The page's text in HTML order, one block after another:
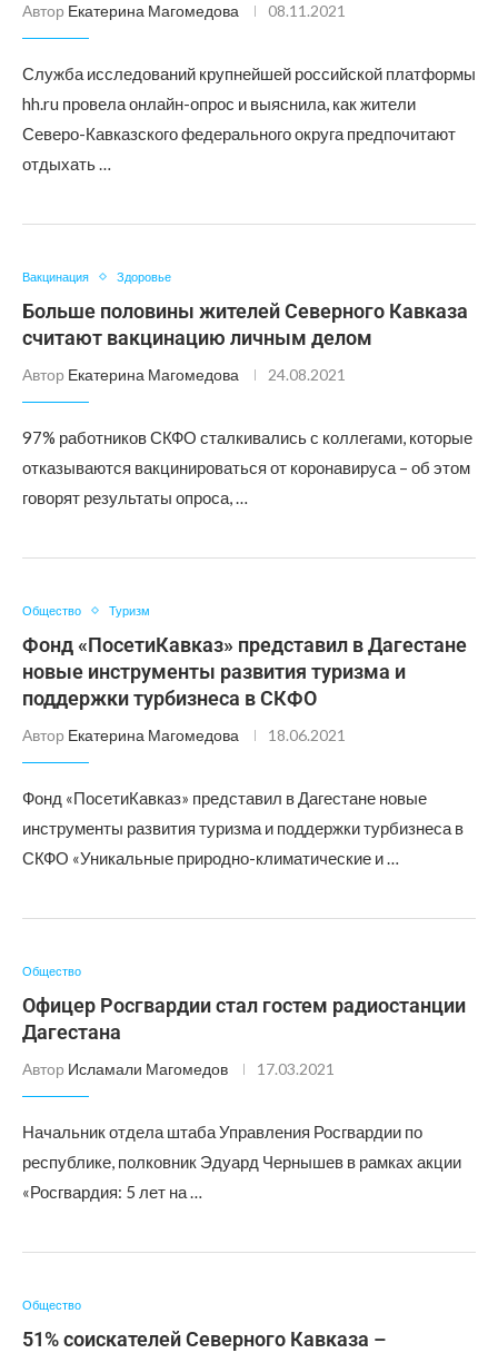
Автор Екатерина Магомедова 08.11.2021
Служба исследований крупнейшей российской платформы
hh.ru провела онлайн-опрос и выяснила, как жители
Северо-Кавказского федерального округа предпочитают
отдыхать …
Вакцинация Здоровье
Больше половины жителей Северного Кавказа
считают вакцинацию личным делом
Автор Екатерина Магомедова 24.08.2021
97% работников СКФО сталкивались с коллегами, которые
отказываются вакцинироваться от коронавируса – об этом
говорят результаты опроса, …
Общество Туризм
Фонд «ПосетиКавказ» представил в Дагестане
новые инструменты развития туризма и
поддержки турбизнеса в СКФО
Автор Екатерина Магомедова 18.06.2021
Фонд «ПосетиКавказ» представил в Дагестане новые
инструменты развития туризма и поддержки турбизнеса в
СКФО «Уникальные природно-климатические и …
Общество
Офицер Росгвардии стал гостем радиостанции
Дагестана
Автор Исламали Магомедов 17.03.2021
Начальник отдела штаба Управления Росгвардии по
республике, полковник Эдуард Чернышев в рамках акции
«Росгвардия: 5 лет на …
Общество
51% соискателей Северного Кавказа –